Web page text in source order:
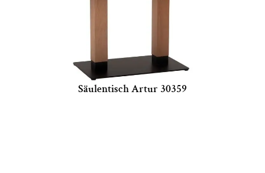
Säulentisch Artur 30359